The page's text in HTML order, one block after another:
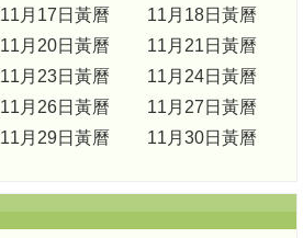
11月17日黃曆
11月18日黃曆
11月20日黃曆
11月21日黃曆
11月23日黃曆
11月24日黃曆
11月26日黃曆
11月27日黃曆
11月29日黃曆 11月30日黃曆